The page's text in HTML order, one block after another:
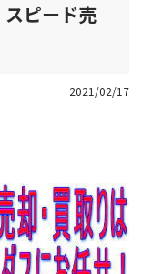
スピード売
2021/02/17